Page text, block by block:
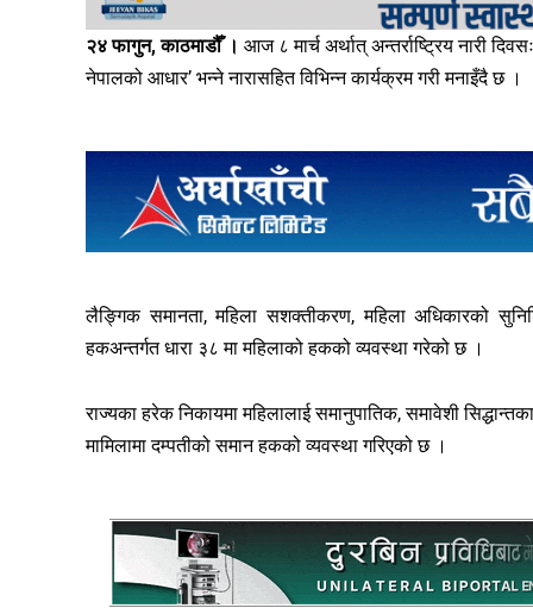
२४ फागुन, काठमाडौँ । आज ८ मार्च अर्थात् अन्तर्राष्ट्रिय नारी
नेपालको आधार’ भन्ने नारासहित विभिन्न कार्यक्रम गरी मनाइँदै छ ।
लैङ्गिक समानता, महिला सशक्तीकरण, महिला अधिकारको
हकअन्तर्गत धारा ३८ मा महिलाको हकको व्यवस्था गरेको छ ।
राज्यका हरेक निकायमा महिलालाई समानुपातिक, समावेशी
मामिलामा दम्पतीको समान हकको व्यवस्था गरिएको छ ।